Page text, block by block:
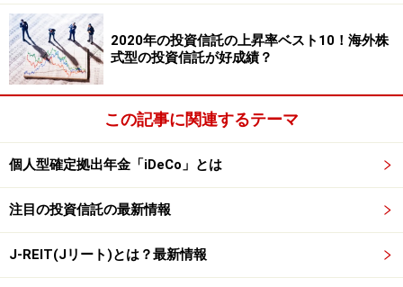
次に、購入時に支払った投資元本を確認しましょう。
・投資元本＝（購入時の基準価額＋販売手数料）×購入口
数÷10,000口
上の残高明細には「個別元本10,000円」「取得単価
10,100円」とあります。個別元本は1万口あたりの平均
購入価額、取得単価はそれに販売手数料・消費税を加え
た1万口あたりの取得価額をあらわしたものです。よっ
て取得単価をつかってＡさんの投資元本を計算すると
となります。
2020年の投資信託の上昇率ベスト10！海外株
式型の投資信託が好成績？
この記事に関連するテーマ
個人型確定拠出年金「iDeCo」とは
注目の投資信託の最新情報
J-REIT(Jリート)とは？最新情報